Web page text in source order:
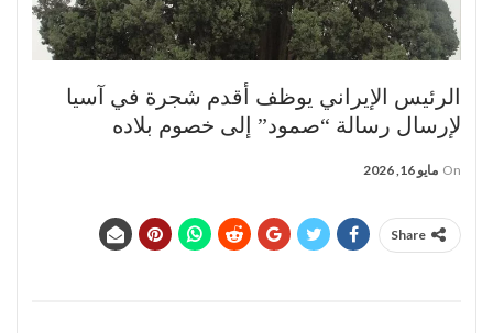
الرئيس الإيراني يوظف أقدم شجرة في آسيا
لإرسال رسالة “صمود” إلى خصوم بلاده
On مايو 16, 2026
Share